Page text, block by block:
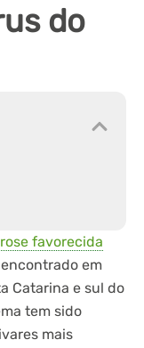
do
favorecida
em
Catarina e sul do
tem sido
mais